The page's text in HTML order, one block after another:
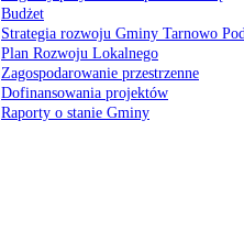
Budżet
Strategia rozwoju Gminy Tarnowo
Plan Rozwoju Lokalnego
Zagospodarowanie przestrzenne
Dofinansowania projektów
Raporty o stanie Gminy